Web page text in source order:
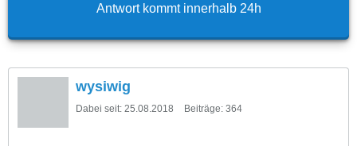
Antwort kommt innerhalb 24h
wysiwig
Dabei seit: 25.08.2018 Beiträge: 364